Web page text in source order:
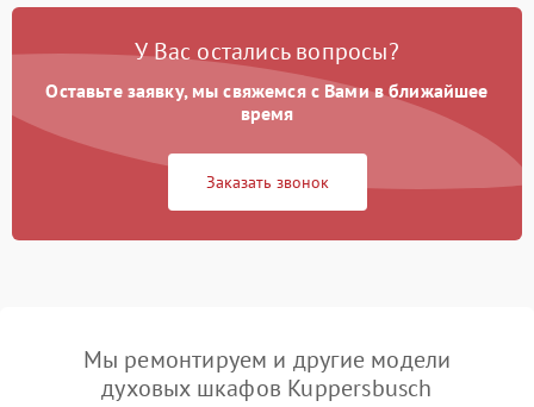
У Вас остались вопросы?
Оставьте заявку, мы свяжемся с Вами в ближайшее
время
Заказать звонок
Мы ремонтируем и другие модели
духовых шкафов Kuppersbusch